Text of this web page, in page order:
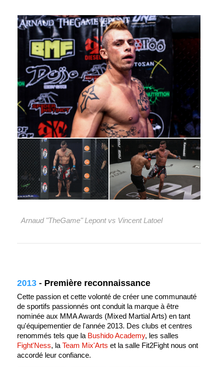
Arnaud "TheGame" Lepont vs Vincent Latoel
2013 - Première reconnaissance
Cette passion et cette volonté de créer une communauté
de sportifs passionnés ont conduit la marque à être
nominée aux MMA Awards (Mixed Martial Arts) en tant
qu'équipementier de l'année 2013. Des clubs et centres
renommés tels que la Bushido Academy, les salles
Fight'Ness, la Team Mix'Arts et la salle Fit2Fight nous ont
accordé leur confiance.